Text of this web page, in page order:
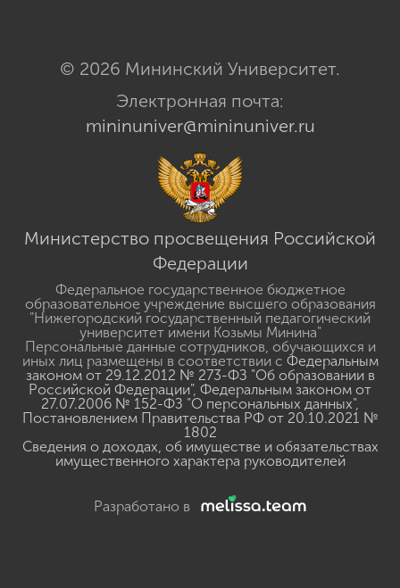
© 2026 Мининский Университет.
Электронная почта:
mininuniver@mininuniver.ru
Министерство просвещения Российской
Федерации
Федеральное государственное бюджетное
образовательное учреждение высшего образования
"Нижегородский государственный педагогический
университет имени Козьмы Минина"
Персональные данные сотрудников, обучающихся и
иных лиц размещены в соответствии с Федеральным
законом от 29.12.2012 № 273-ФЗ "Об образовании в
Российской Федерации", Федеральным законом от
27.07.2006 № 152-ФЗ "О персональных данных",
Постановлением Правительства РФ от 20.10.2021 №
1802
Сведения о доходах, об имуществе и обязательствах
имущественного характера руководителей
Разработано в